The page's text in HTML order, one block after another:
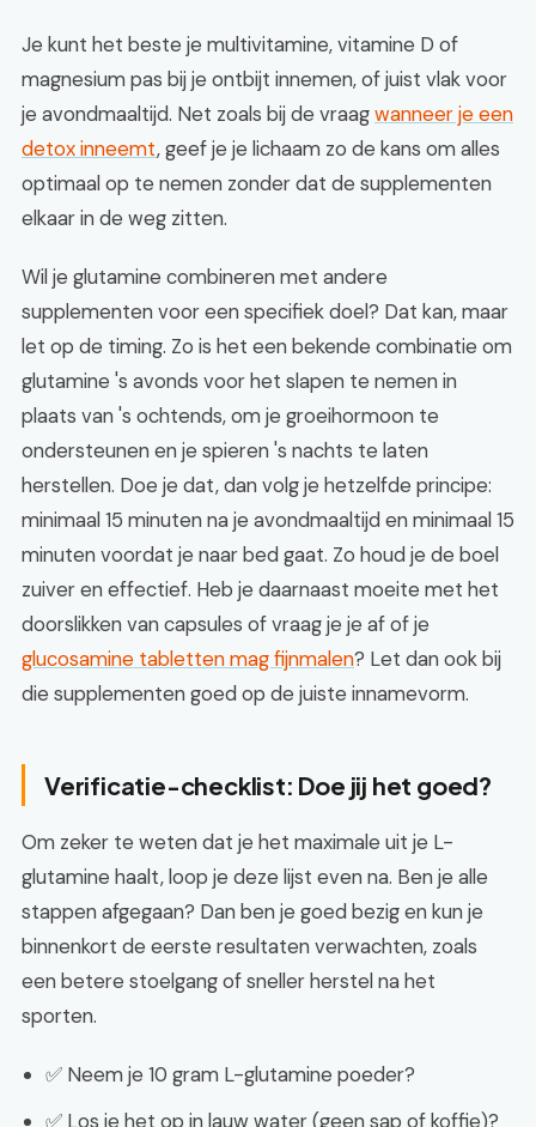
Je kunt het beste je multivitamine, vitamine D of
magnesium pas bij je ontbijt innemen, of juist vlak voor
je avondmaaltijd. Net zoals bij de vraagwanneer je een
detox inneemt, geef je je lichaam zo de kans om alles
optimaal op te nemen zonder dat de supplementen
elkaar in de weg zitten.
Wil je glutamine combineren met andere
supplementen voor een specifiek doel? Dat kan, maar
let op de timing. Zo is het een bekende combinatie om
glutamine 's avonds voor het slapen te nemen in
plaats van 's ochtends, om je groeihormoon te
ondersteunen en je spieren 's nachts te laten
herstellen. Doe je dat, dan volg je hetzelfde principe:
minimaal 15 minuten na je avondmaaltijd en minimaal 15
minuten voordat je naar bed gaat. Zo houd je de boel
zuiver en effectief. Heb je daarnaast moeite met het
doorslikken van capsules of vraag je je af of je
glucosamine tabletten mag fijnmalen? Let dan ook bij
die supplementen goed op de juiste innamevorm.
Verificatie-checklist: Doe jij het goed?
Om zeker te weten dat je het maximale uit je L-
glutamine haalt, loop je deze lijst even na. Ben je alle
stappen afgegaan? Dan ben je goed bezig en kun je
binnenkort de eerste resultaten verwachten, zoals
een betere stoelgang of sneller herstel na het
sporten.
✅ Neem je 10 gram L-glutamine poeder?
✅ Los je het op in lauw water (geen sap of koffie)?